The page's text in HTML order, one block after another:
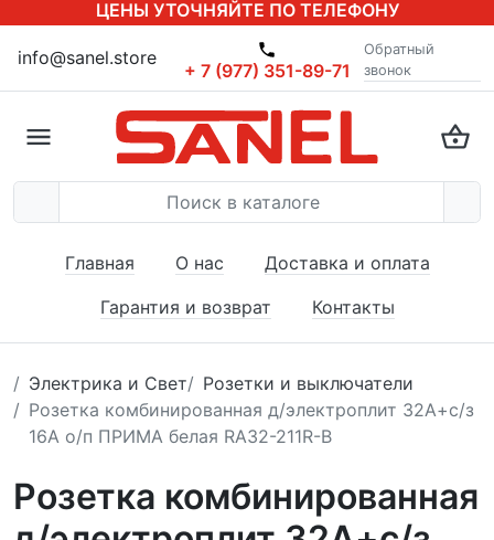
ЦЕНЫ УТОЧНЯЙТЕ ПО ТЕЛЕФОНУ
info@sanel.store
+ 7 (977) 351-89-71
Обратный
звонок
Главная О нас
Доставка и оплата
Гарантия и возврат
Контакты
Электрика и Свет
Розетки и выключатели
Розетка комбинированная д/электроплит 32А+с/з
16А о/п ПРИМА белая RA32-211R-B
Розетка комбинированная